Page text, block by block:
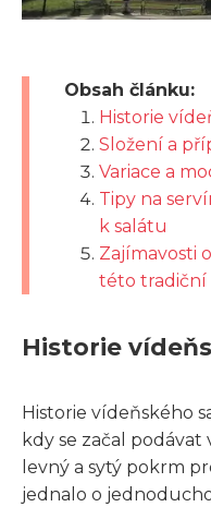
Obsah článku:
Historie
Složení a
Variace a
Tipy na
k salátu
Zajímavosti
této tradiční
Historie
Historie vídeňského
kdy se začal
levný a sytý pokrm
jednalo o